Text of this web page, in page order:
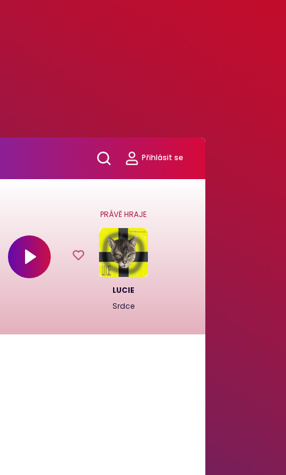
Přihlásit se
PRÁVĚ HRAJE
LUCIE
Srdce